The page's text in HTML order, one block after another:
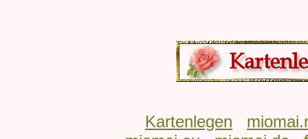
Kartenlegen